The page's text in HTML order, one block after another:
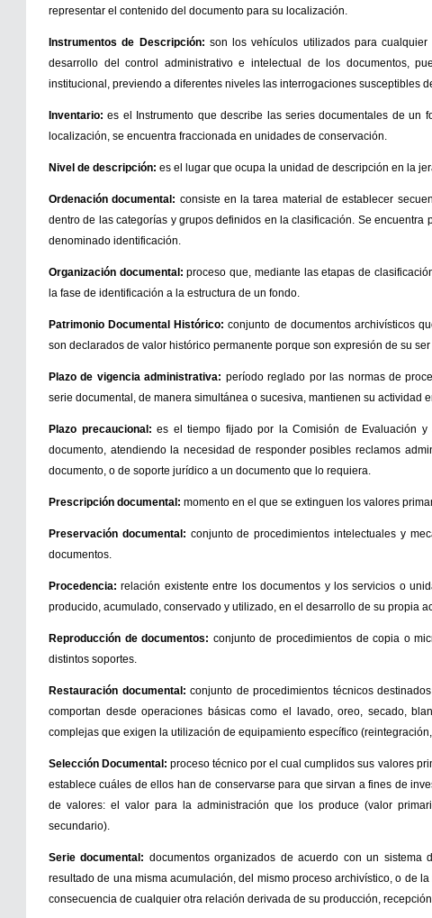
representar el contenido del documento para su localización.
Instrumentos de Descripción: son los vehículos utilizados para
desarrollo del control administrativo e intelectual de los documentos,
institucional, previendo a diferentes niveles las interrogaciones susceptibles
Inventario: es el Instrumento que describe las series documentales de un
localización, se encuentra fraccionada en unidades de conservación.
Nivel de descripción: es el lugar que ocupa la unidad de descripción en la
Ordenación documental: consiste en la tarea material de establecer
dentro de las categorías y grupos definidos en la clasificación. Se encuentra
denominado identificación.
Organización documental: proceso que, mediante las etapas de
la fase de identificación a la estructura de un fondo.
Patrimonio Documental Histórico: conjunto de documentos archivísticos
son declarados de valor histórico permanente porque son expresión de su
Plazo de vigencia administrativa: período reglado por las normas de
serie documental, de manera simultánea o sucesiva, mantienen su actividad
Plazo precaucional: es el tiempo fijado por la Comisión de Evaluación
documento, atendiendo la necesidad de responder posibles reclamos
documento, o de soporte jurídico a un documento que lo requiera.
Prescripción documental: momento en el que se extinguen los valores
Preservación documental: conjunto de procedimientos intelectuales y
documentos.
Procedencia: relación existente entre los documentos y los servicios o
producido, acumulado, conservado y utilizado, en el desarrollo de su propia
Reproducción de documentos: conjunto de procedimientos de copia o
distintos soportes.
Restauración documental: conjunto de procedimientos técnicos
comportan desde operaciones básicas como el lavado, oreo, secado,
complejas que exigen la utilización de equipamiento específico
Selección Documental: proceso técnico por el cual cumplidos sus valores
establece cuáles de ellos han de conservarse para que sirvan a fines de
de valores: el valor para la administración que los produce (valor
secundario).
Serie documental: documentos organizados de acuerdo con un
resultado de una misma acumulación, del mismo proceso archivístico, o de
consecuencia de cualquier otra relación derivada de su producción,